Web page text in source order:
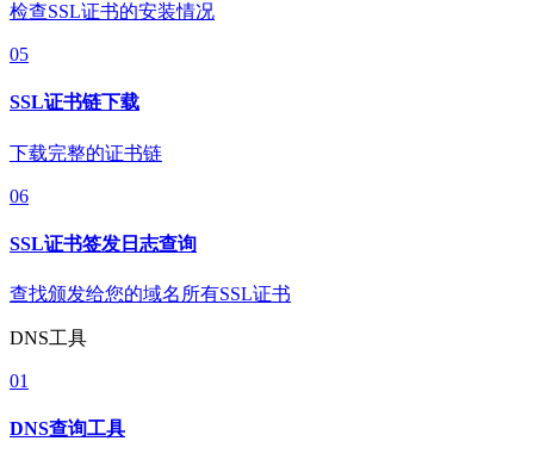
检查SSL证书的安装情况
05
SSL证书链下载
下载完整的证书链
06
SSL证书签发日志查询
查找颁发给您的域名所有SSL证书
DNS工具
01
DNS查询工具